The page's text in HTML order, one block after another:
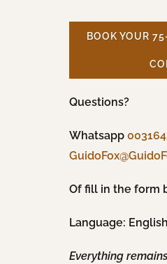
BOOK YOUR
Questions?
Whatsapp
Of fill in the form
Language:
Everything